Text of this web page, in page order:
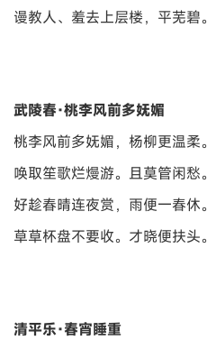
谩教人、羞去上层楼，平芜碧。
武陵春·桃李风前多妩媚
桃李风前多妩媚，杨柳更温柔。
唤取笙歌烂熳游。且莫管闲愁。
好趁春晴连夜赏，雨便一春休。
草草杯盘不要收。才晓便扶头。
清平乐·春宵睡重